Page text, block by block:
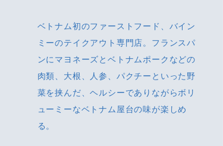
ベトナム初のファーストフード、バイン
ミーのテイクアウト専門店。フランスパ
ンにマヨネーズとベトナムポークなどの
肉類、大根、人参、パクチーといった野
菜を挟んだ、ヘルシーでありながらボリ
ューミーなベトナム屋台の味が楽しめ
る。